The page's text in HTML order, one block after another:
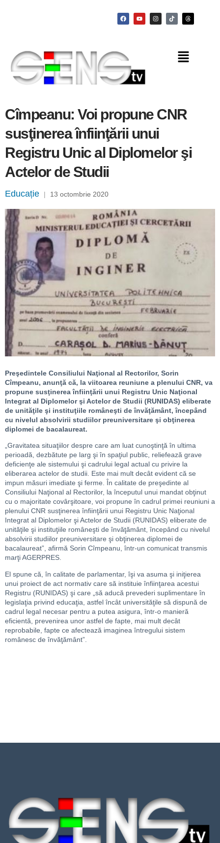
Cîmpeanu: Voi propune CNR
susţinerea înfiinţării unui
Registru Unic al Diplomelor şi
Actelor de Studii
Educație | 13 octombrie 2020
Preşedintele Consiliului Naţional al Rectorilor, Sorin
Cîmpeanu, anunţă că, la viitoarea reuniune a plenului CNR, va
propune susţinerea înfiinţării unui Registru Unic Naţional
Integrat al Diplomelor şi Actelor de Studii (RUNIDAS) eliberate
de unităţile şi instituţiile româneşti de învăţământ, începând
cu nivelul absolvirii studiilor preuniversitare şi obţinerea
diplomei de bacalaureat.
„Gravitatea situaţiilor despre care am luat cunoştinţă în ultima
perioadă, dezbătute pe larg şi în spaţiul public, reliefează grave
deficienţe ale sistemului şi cadrului legal actual cu privire la
eliberarea actelor de studii. Este mai mult decât evident că se
impun măsuri imediate şi ferme. În calitate de preşedinte al
Consiliului Naţional al Rectorilor, la începutul unui mandat obţinut
cu o majoritate covârşitoare, voi propune în cadrul primei reuniuni a
plenului CNR susţinerea înfiinţării unui Registru Unic Naţional
Integrat al Diplomelor şi Actelor de Studii (RUNIDAS) eliberate de
unităţile şi instituţiile româneşti de învăţământ, începând cu nivelul
absolvirii studiilor preuniversitare şi obţinerea diplomei de
bacalaureat”, afirmă Sorin Cîmpeanu, într-un comunicat transmis
marţi AGERPRES.
El spune că, în calitate de parlamentar, îşi va asuma şi iniţierea
unui proiect de act normativ care să instituie înfiinţarea acestui
Registru (RUNIDAS) şi care „să aducă prevederi suplimentare în
legislaţia privind educaţia, astfel încât universităţile să dispună de
cadrul legal necesar pentru a putea asigura, într-o manieră
eficientă, prevenirea unor astfel de fapte, mai mult decât
reprobabile, fapte ce afectează imaginea întregului sistem
românesc de învăţământ”.